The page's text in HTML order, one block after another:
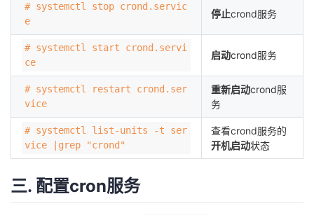
注
开
发
学
堂
我
的
Programs
我
的
支
持
我
的
我
# systemctl stop crond.servic
e
停止crond服务
# systemctl start crond.servi
ce
启动crond服务
# systemctl restart crond.ser
vice
重新启动crond服
务
# systemctl list-units -t ser
vice |grep "crond"
查看crond服务的
开机启动状态
三. 配置cron服务